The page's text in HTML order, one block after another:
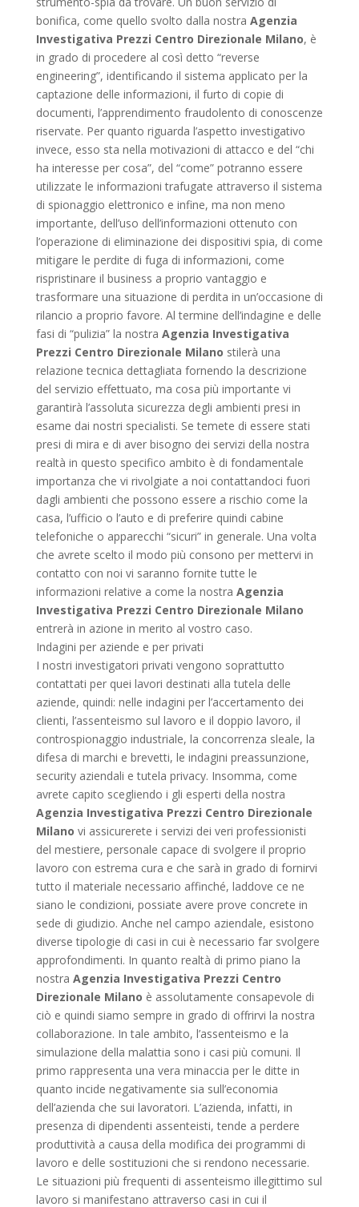
bonifica, come quello svolto dalla nostra Agenzia
Investigativa Prezzi Centro Direzionale Milano, è
in grado di procedere al così detto “reverse
engineering”, identificando il sistema applicato per la
captazione delle informazioni, il furto di copie di
documenti, l’apprendimento fraudolento di conoscenze
riservate. Per quanto riguarda l’aspetto investigativo
invece, esso sta nella motivazioni di attacco e del “chi
ha interesse per cosa”, del “come” potranno essere
utilizzate le informazioni trafugate attraverso il sistema
di spionaggio elettronico e infine, ma non meno
importante, dell’uso dell’informazioni ottenuto con
l’operazione di eliminazione dei dispositivi spia, di come
mitigare le perdite di fuga di informazioni, come
rispristinare il business a proprio vantaggio e
trasformare una situazione di perdita in un’occasione di
rilancio a proprio favore. Al termine dell’indagine e delle
fasi di “pulizia” la nostra Agenzia Investigativa
Prezzi Centro Direzionale Milano stilerà una
relazione tecnica dettagliata fornendo la descrizione
del servizio effettuato, ma cosa più importante vi
garantirà l’assoluta sicurezza degli ambienti presi in
esame dai nostri specialisti. Se temete di essere stati
presi di mira e di aver bisogno dei servizi della nostra
realtà in questo specifico ambito è di fondamentale
importanza che vi rivolgiate a noi contattandoci fuori
dagli ambienti che possono essere a rischio come la
casa, l’ufficio o l’auto e di preferire quindi cabine
telefoniche o apparecchi “sicuri” in generale. Una volta
che avrete scelto il modo più consono per mettervi in
contatto con noi vi saranno fornite tutte le
informazioni relative a come la nostra Agenzia
Investigativa Prezzi Centro Direzionale Milano
entrerà in azione in merito al vostro caso.
Indagini per aziende e per privati
I nostri investigatori privati vengono soprattutto
contattati per quei lavori destinati alla tutela delle
aziende, quindi: nelle indagini per l’accertamento dei
clienti, l’assenteismo sul lavoro e il doppio lavoro, il
controspionaggio industriale, la concorrenza sleale, la
difesa di marchi e brevetti, le indagini preassunzione,
security aziendali e tutela privacy. Insomma, come
avrete capito scegliendo i gli esperti della nostra
Agenzia Investigativa Prezzi Centro Direzionale
Milano vi assicurerete i servizi dei veri professionisti
del mestiere, personale capace di svolgere il proprio
lavoro con estrema cura e che sarà in grado di fornirvi
tutto il materiale necessario affinché, laddove ce ne
siano le condizioni, possiate avere prove concrete in
sede di giudizio. Anche nel campo aziendale, esistono
diverse tipologie di casi in cui è necessario far svolgere
approfondimenti. In quanto realtà di primo piano la
nostra Agenzia Investigativa Prezzi Centro
Direzionale Milano è assolutamente consapevole di
ciò e quindi siamo sempre in grado di offrirvi la nostra
collaborazione. In tale ambito, l’assenteismo e la
simulazione della malattia sono i casi più comuni. Il
primo rappresenta una vera minaccia per le ditte in
quanto incide negativamente sia sull’economia
dell’azienda che sui lavoratori. L’azienda, infatti, in
presenza di dipendenti assenteisti, tende a perdere
produttività a causa della modifica dei programmi di
lavoro e delle sostituzioni che si rendono necessarie.
Le situazioni più frequenti di assenteismo illegittimo sul
lavoro si manifestano attraverso casi in cui il